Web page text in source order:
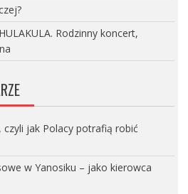
Rodzinny koncert,
czyli jak Polacy potrafią robić
w Yanosiku – jako kierowca